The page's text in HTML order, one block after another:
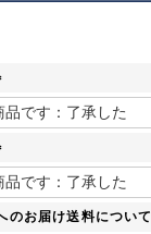
必
必
のお届け送料について